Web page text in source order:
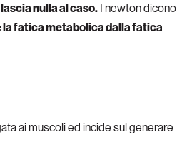
nulla al caso. I newton dicono
fatica metabolica dalla fatica
ai muscoli ed incide sul generare